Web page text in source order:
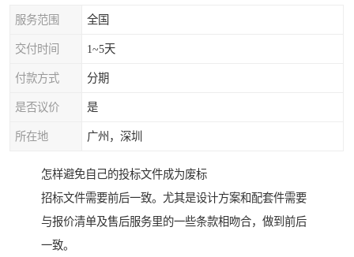
服务范围 全国
交付时间 1~5天
付款方式 分期
是否议价 是
所在地 广州，深圳
怎样避免自己的投标文件成为废标
招标文件需要前后一致。尤其是设计方案和配套件需要
与报价清单及售后服务里的一些条款相吻合，做到前后
一致。